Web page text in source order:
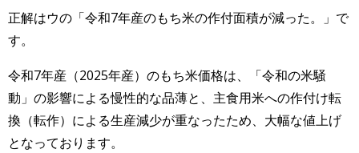
正解はウの「令和7年産のもち米の作付面積が減った。」で
す。
令和7年産（2025年産）のもち米価格は、「令和の米騒
動」の影響による慢性的な品薄と、主食用米への作付け転
換（転作）による生産減少が重なったため、大幅な値上げ
となっております。